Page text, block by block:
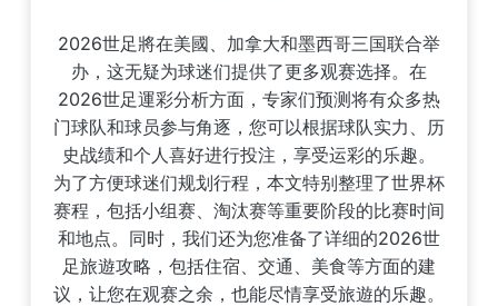
2026世足將在美國、加拿大和墨西哥三国联合举
办，这无疑为球迷们提供了更多观赛选择。在
2026世足運彩分析方面，专家们预测将有众多热
门球队和球员参与角逐，您可以根据球队实力、历
史战绩和个人喜好进行投注，享受运彩的乐趣。
为了方便球迷们规划行程，本文特别整理了世界杯
赛程，包括小组赛、淘汰赛等重要阶段的比赛时间
和地点。同时，我们还为您准备了详细的2026世
足旅遊攻略，包括住宿、交通、美食等方面的建
议，让您在观赛之余，也能尽情享受旅遊的乐趣。